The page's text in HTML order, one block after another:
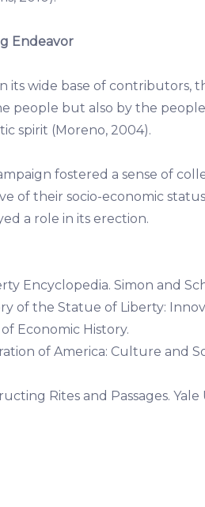
Endeavor
its wide base of contributors,
people but also by the
spirit (Moreno, 2004).
fostered a sense of
of their socio-economic
a role in its erection.
Encyclopedia. Simon and
of the Statue of Liberty:
Economic History.
of America: Culture and
Rites and Passages. Yale